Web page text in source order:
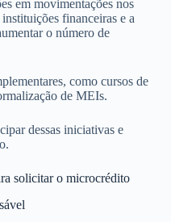
em movimentações nos
financeiras e a
o número de
como cursos de
de MEIs.
dessas iniciativas e
solicitar o microcrédito